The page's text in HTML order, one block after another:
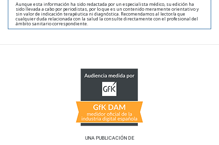
Aunque esta información ha sido redactada por un especialista médico, su edición ha
sido llevada a cabo por periodistas, por lo que es un contenido meramente orientativo y
sin valor de indicación terapéutica ni diagnóstica. Recomendamos al lector/a que
cualquier duda relacionada con la salud la consulte directamente con el profesional del
ámbito sanitario correspondiente.
UNA PUBLICACIÓN DE